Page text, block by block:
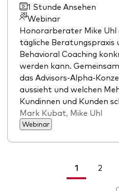
1 Stunde Ansehen
Webinar
Honorarberater Mike Uhl
tägliche Beratungspraxis
Behavioral Coaching
werden kann.
das
aussieht und welchen
Kundinnen und Kunden
Mark Kubat, Mike Uhl
Webinar
1 2